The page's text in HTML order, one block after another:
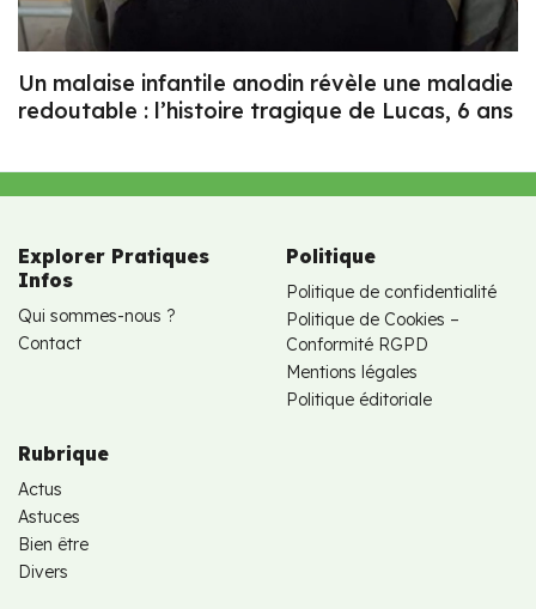
Un malaise infantile anodin révèle une maladie
redoutable : l’histoire tragique de Lucas, 6 ans
Explorer Pratiques
Infos
Qui sommes-nous ?
Contact
Politique
Politique de confidentialité
Politique de Cookies –
Conformité RGPD
Mentions légales
Politique éditoriale
Rubrique
Actus
Astuces
Bien être
Divers